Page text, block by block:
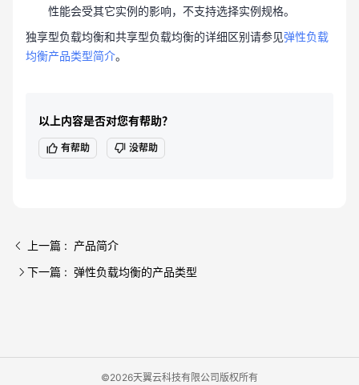
性能会受其它实例的影响，不支持选择实例规格。
独享型负载均衡和共享型负载均衡的详细区别请参见弹性负载
均衡产品类型简介。
以上内容是否对您有帮助？
有帮助 没帮助
上一篇 : 产品简介
下一篇 : 弹性负载均衡的产品类型
©2026天翼云科技有限公司版权所有